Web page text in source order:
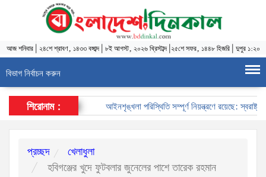
আজশনিবার| ২৪শে শ্রাবণ, ১৪৩৩ বঙ্গাব্দ| ৮ই আগস্ট, ২০২৬ খ্রিস্টাব্দ| ২৫শে সফর, ১৪৪৮ হিজরি| দুপুর ১:২০
বিভাগ নির্বাচন করুন
শিরোনাম : আইনশৃঙ্খলা পরিস্থিতি সম্পূর্ণ নিয়ন্ত্রণে রয়েছে:
প্রচ্ছদ
খেলাধুলা
হবিগঞ্জের খুদে ফুটবলার জুনেলের পাশে তারেক রহমান